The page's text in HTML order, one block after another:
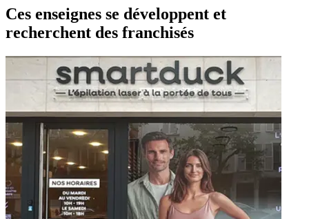
Ces enseignes se développent et
recherchent des franchisés